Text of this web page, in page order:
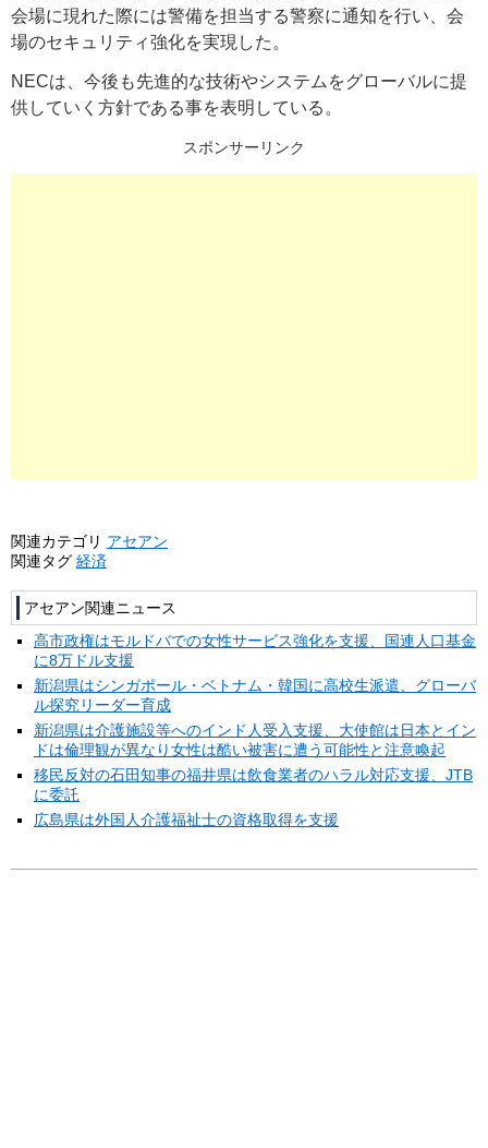
会場に現れた際には警備を担当する警察に通知を行い、会
場のセキュリティ強化を実現した。
NECは、今後も先進的な技術やシステムをグローバルに提
供していく方針である事を表明している。
スポンサーリンク
関連カテゴリ アセアン
関連タグ 経済
アセアン関連ニュース
高市政権はモルドバでの女性サービス強化を支援、国連人口基金
に8万ドル支援
新潟県はシンガポール・ベトナム・韓国に高校生派遣、グローバ
ル探究リーダー育成
新潟県は介護施設等へのインド人受入支援、大使館は日本とイン
ドは倫理観が異なり女性は酷い被害に遭う可能性と注意喚起
移民反対の石田知事の福井県は飲食業者のハラル対応支援、JTB
に委託
広島県は外国人介護福祉士の資格取得を支援